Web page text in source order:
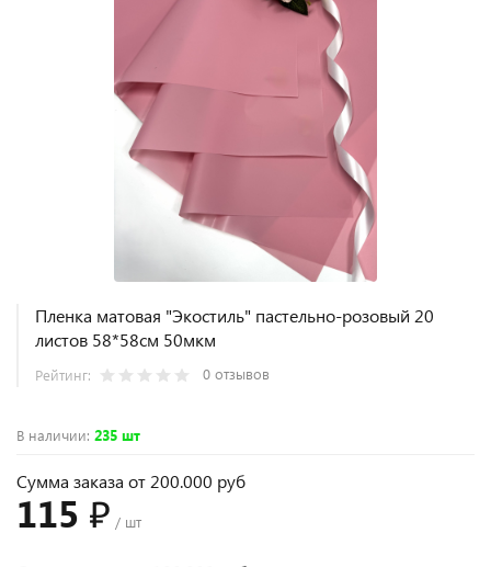
Пленка матовая "Экостиль" пастельно-розовый 20
листов 58*58см 50мкм
Рейтинг: 0 отзывов
В наличии: 235 шт
Сумма заказа от 200.000 руб
115 ₽ / шт